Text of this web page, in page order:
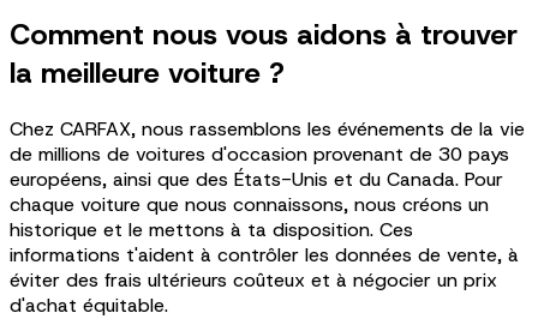
Comment nous vous aidons à trouver
la meilleure voiture ?
Chez CARFAX, nous rassemblons les événements de la vie
de millions de voitures d'occasion provenant de 30 pays
européens, ainsi que des États-Unis et du Canada. Pour
chaque voiture que nous connaissons, nous créons un
historique et le mettons à ta disposition. Ces
informations t'aident à contrôler les données de vente, à
éviter des frais ultérieurs coûteux et à négocier un prix
d'achat équitable.